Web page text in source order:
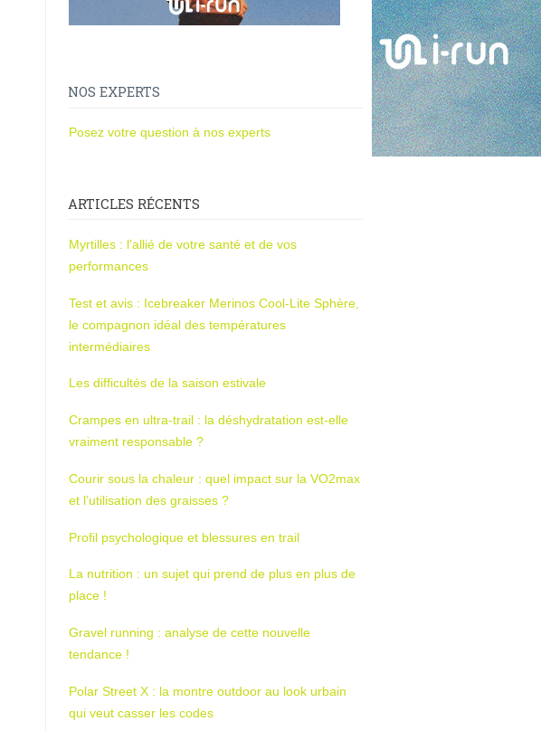
NOS EXPERTS
Posez votre question à nos experts
ARTICLES RÉCENTS
Myrtilles : l’allié de votre santé et de vos
performances
Test et avis : Icebreaker Merinos Cool-Lite Sphère,
le compagnon idéal des températures
intermédiaires
Les difficultés de la saison estivale
Crampes en ultra-trail : la déshydratation est-elle
vraiment responsable ?
Courir sous la chaleur : quel impact sur la VO2max
et l’utilisation des graisses ?
Profil psychologique et blessures en trail
La nutrition : un sujet qui prend de plus en plus de
place !
Gravel running : analyse de cette nouvelle
tendance !
Polar Street X : la montre outdoor au look urbain
qui veut casser les codes